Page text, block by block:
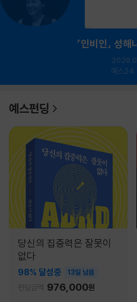
『인비인』 성
예스24
예스펀딩
당신의 집중력은 잘못이
없다
98% 달성중 13일 남음
펀딩금액 976,000원